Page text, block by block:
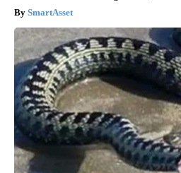
SmartAsset